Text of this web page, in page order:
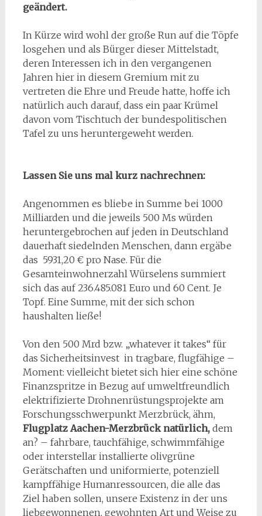
geändert.
In Kürze wird wohl der große Run auf die Töpfe
losgehen und als Bürger dieser Mittelstadt,
deren Interessen ich in den vergangenen
Jahren hier in diesem Gremium mit zu
vertreten die Ehre und Freude hatte, hoffe ich
natürlich auch darauf, dass ein paar Krümel
davon vom Tischtuch der bundespolitischen
Tafel zu uns heruntergeweht werden.
Lassen Sie uns mal kurz nachrechnen:
Angenommen es bliebe in Summe bei 1000
Milliarden und die jeweils 500 Ms würden
heruntergebrochen auf jeden in Deutschland
dauerhaft siedelnden Menschen, dann ergäbe
das 5931,20 € pro Nase. Für die
Gesamteinwohnerzahl Würselens summiert
sich das auf 236.485.081 Euro und 60 Cent. Je
Topf. Eine Summe, mit der sich schon
haushalten ließe!
Von den 500 Mrd bzw. „whatever it takes“ für
das Sicherheitsinvest in tragbare, flugfähige –
Moment: vielleicht bietet sich hier eine schöne
Finanzspritze in Bezug auf umweltfreundlich
elektrifizierte Drohnenrüstungsprojekte am
Forschungsschwerpunkt Merzbrück, ähm,
Flugplatz Aachen-Merzbrück natürlich,dem
an? – fahrbare, tauchfähige, schwimmfähige
oder interstellar installierte olivgrüne
Gerätschaften und uniformierte, potenziell
kampffähige Humanressourcen, die alle das
Ziel haben sollen, unsere Existenz in der uns
liebgewonnenen, gewohnten Art und Weise zu